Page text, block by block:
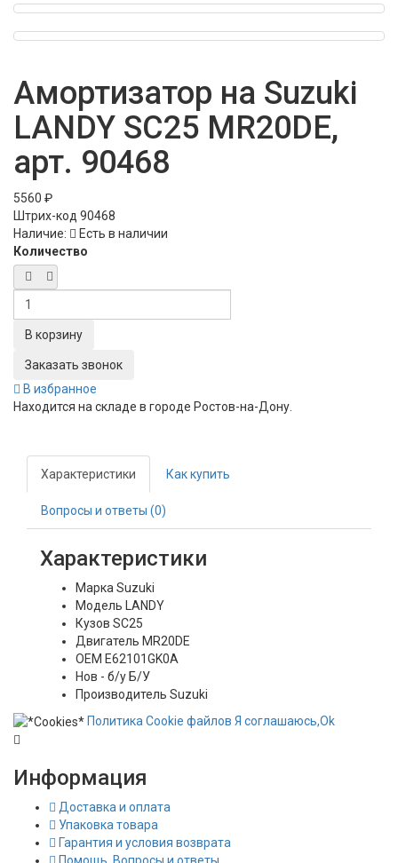
Амортизатор на Suzuki
LANDY SC25 MR20DE,
арт. 90468
5560 ₽
Штрих-код 90468
Наличие:
Есть в наличии
Количество
Заказать звонок
В избранное
Находится на складе в городе Ростов-на-Дону
Характеристики Как купить
Вопросы и ответы (0)
Характеристики
Марка Suzuki
Модель
LANDY
Кузов SC25
Двигатель MR20DE
OEM E62101GK0A
Нов - б/у Б/У
Производитель Suzuki
Политика Сookie файлов Я соглашаюсь,Ok
Информация
Доставка и оплата
Упаковка товара
Гарантия и условия возврата